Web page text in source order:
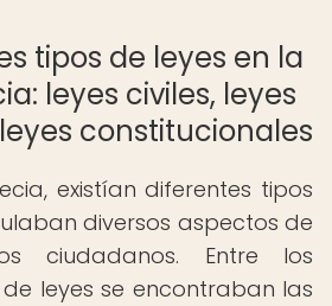
tipos de leyes en la
leyes civiles, leyes
constitucionales
existían diferentes tipos
diversos aspectos de
ciudadanos. Entre los
leyes se encontraban las